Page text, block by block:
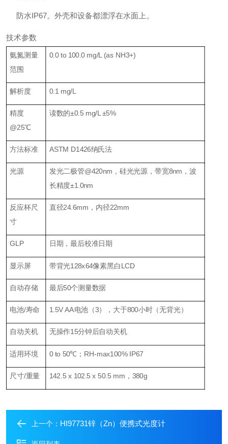
防水IP67。外壳和设备都漂浮在水面上。
技术参数
氨氮测量
范围
0.0 to 100.0 mg/L (as NH3+)
解析度 0.1 mg/L
精度
@25℃
读数的±0.5 mg/L ±5%
方法标准 ASTM D1426纳氏法
光源 发光二极管@420nm，硅光光源，带宽8nm，波
长精度±1.0nm
反应杯尺
寸
直径24.6mm，内径22mm
GLP 日期，最后校准日期
显示屏 带背光128x64像素黑白LCD
自动存储 最后50个测量数据
电池/寿命 1.5V AA电池（3），大于800小时（无背光）
自动关机 无操作15分钟后自动关机
适用环境 0 to 50℃；RH-max100% IP67
尺寸/重量 142.5 x 102.5 x 50.5 mm，380g
上一个： HI97731锌（Zn）便携式光度计